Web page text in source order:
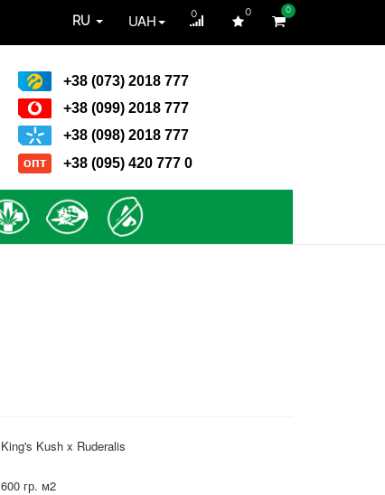
0
RU UAH 0 0
+38 (073) 2018 777
+38 (099) 2018 777
+38 (098) 2018 777
+38 (095) 420 777 0
King's Kush x Ruderalis
600 гр. м2